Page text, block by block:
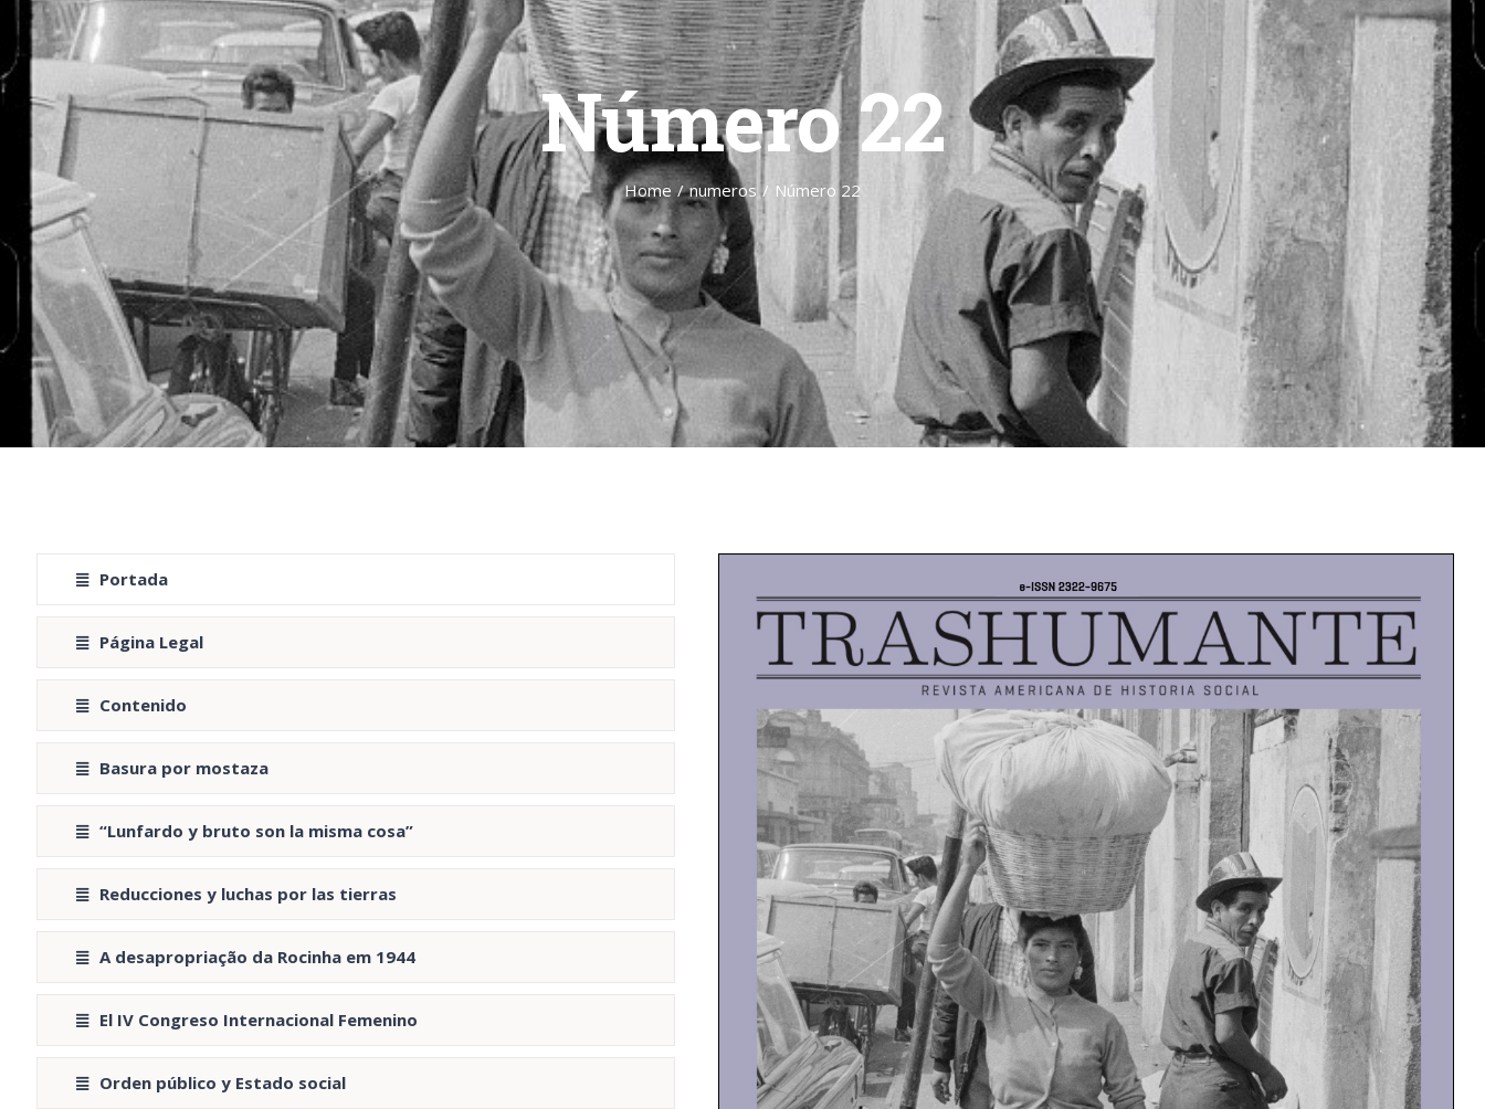
Número 22
Home / numeros / Número 22
Portada
Página Legal
Contenido
Basura por mostaza
“Lunfardo y bruto son la misma cosa”
Reducciones y luchas por las tierras
A desapropriação da Rocinha em 1944
El IV Congreso Internacional Femenino
Orden público y Estado social